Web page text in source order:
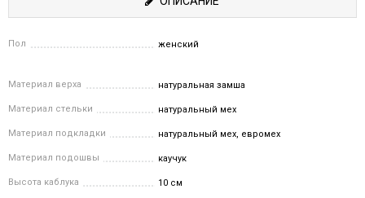
Пол женский
Материал верха натуральная замша
Материал стельки натуральный мех
Материал подкладки натуральный мех, евромех
Материал подошвы каучук
Высота каблука 10 см